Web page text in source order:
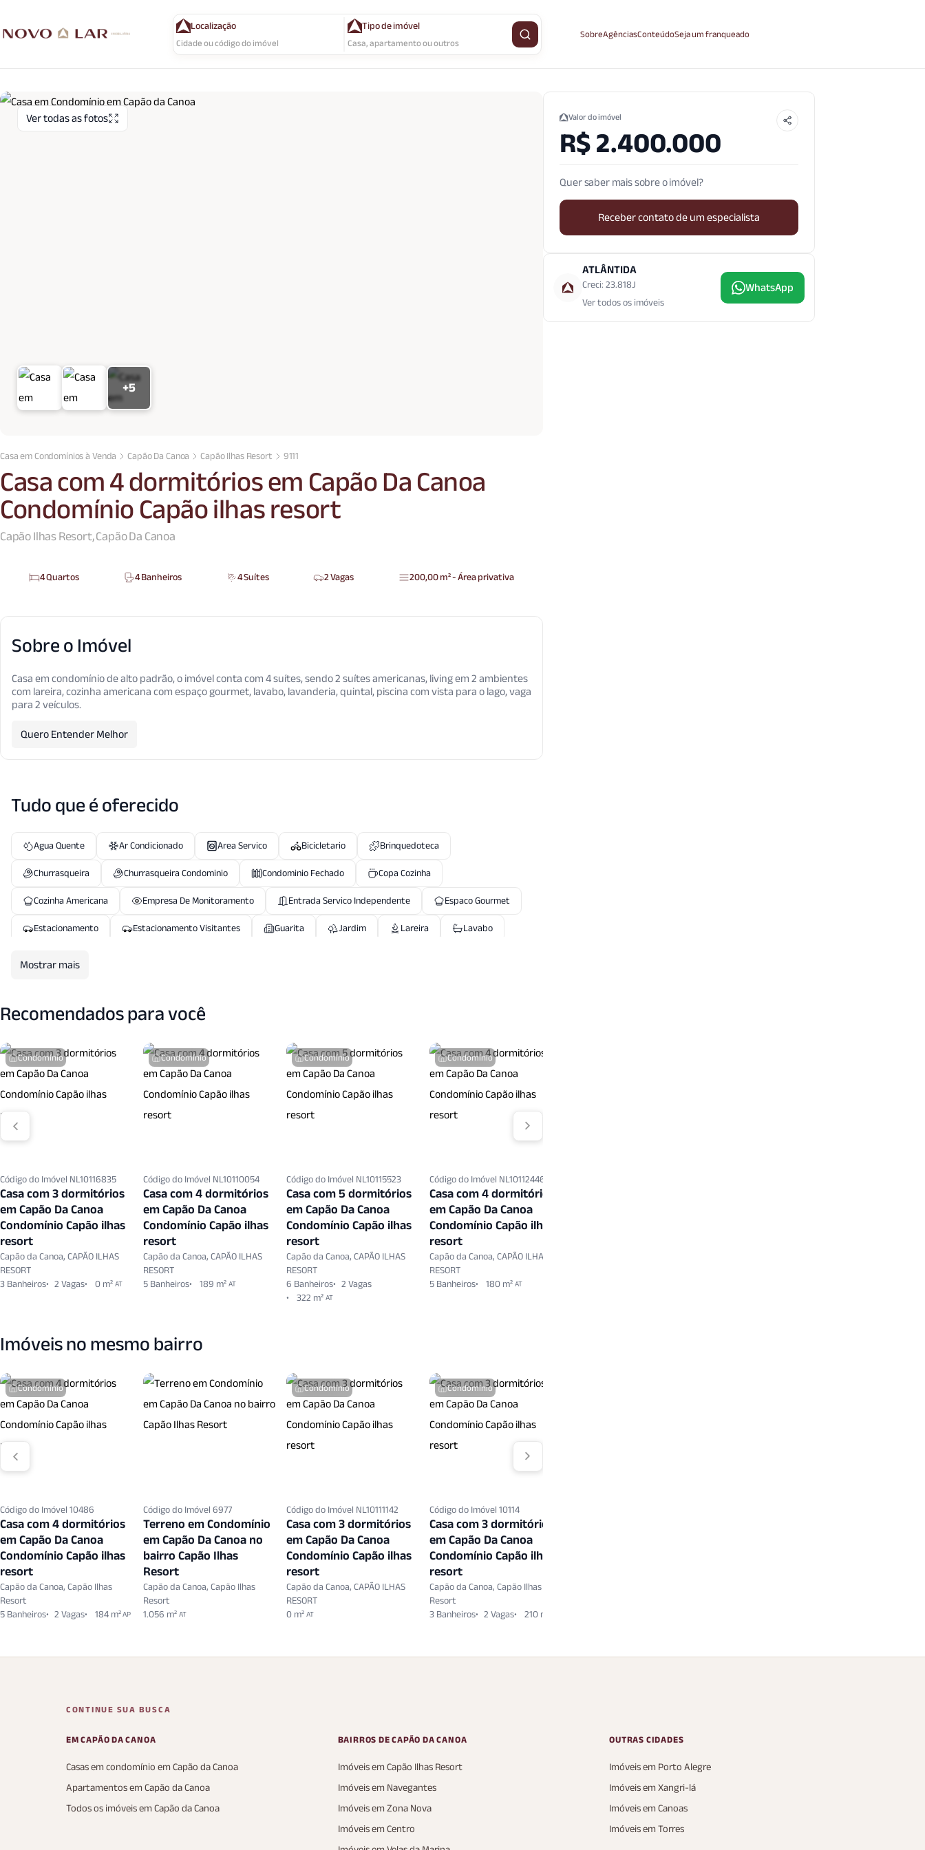
Localização Tipo de imóvel
Casa, apartamento ou outros Buscar imóvelSobreAgênciasConteúdoSeja um franqueado
Ver todas as fotos
+5
Casa em Condomínios à Venda Capão Da Canoa Capão Ilhas Resort 9111
Casa com 4 dormitórios em Capão Da Canoa
Condomínio Capão ilhas resort
Capão Ilhas Resort, Capão Da Canoa
4 Quartos 4 Banheiros 4 Suítes 2 Vagas 200,00 m² - Área privativa
Sobre o Imóvel
Casa em condomínio de alto padrão, o imóvel conta com 4 suítes, sendo 2 suítes americanas, living em 2 ambientes
com lareira, cozinha americana com espaço gourmet, lavabo, lavanderia, quintal, piscina com vista para o lago, vaga
para 2 veículos.
Quero Entender Melhor
Tudo que é oferecido
Agua Quente Ar Condicionado Area Servico Bicicletario
Brinquedoteca
Churrasqueira
Churrasqueira Condominio Condominio Fechado
Copa Cozinha
Cozinha Americana
Empresa De Monitoramento Entrada Servico Independente
Espaco Gourmet
Estacionamento
Estacionamento Visitantes Guarita Jardim Lareira
Lavabo
Sala Jantar
Sala T V Salao Festas
Vista Panoramica
Mostrar mais
Recomendados para você
Condomínio
Código do Imóvel NL10116835
Casa com 3 dormitórios
em Capão Da Canoa
Condomínio Capão ilhas
resort
Capão da Canoa, CAPÃO ILHAS
RESORT
3 Banheiros
2 Vagas 0 m² AT
Condomínio
Código do Imóvel NL10110054
Casa com 4 dormitórios
em Capão Da Canoa
Condomínio Capão ilhas
resort
Capão da Canoa, CAPÃO ILHAS
RESORT
5 Banheiros
189 m² AT
Condomínio
Código do Imóvel NL10115523
Casa com 5 dormitórios
em Capão Da Canoa
Condomínio Capão ilhas
resort
Capão da Canoa, CAPÃO ILHAS
RESORT
6 Banheiros
2 Vagas
322 m² AT
Condomínio
Código do Imóvel NL10112446
Casa com 4 dormitórios
em Capão Da Canoa
Condomínio Capão ilhas
resort
Capão da Canoa, CAPÃO ILHAS
RESORT
5 Banheiros
180 m² AT
Imóveis no mesmo bairro
Condomínio
Código do Imóvel 10486
Casa com 4 dormitórios
em Capão Da Canoa
Condomínio Capão ilhas
resort
Capão da Canoa, Capão Ilhas
Resort
5 Banheiros
2 Vagas 184 m²AP
Código do Imóvel 6977
Terreno em Condomínio
em Capão Da Canoa no
bairro Capão Ilhas
Resort
Capão da Canoa, Capão Ilhas
Resort
1.056 m² AT
Condomínio
Código do Imóvel NL10111142
Casa com 3 dormitórios
em Capão Da Canoa
Condomínio Capão ilhas
resort
Capão da Canoa, CAPÃO ILHAS
RESORT
0 m² AT
Condomínio
Código do Imóvel 10114
Casa com 3 dormitórios
em Capão Da Canoa
Condomínio Capão ilhas
resort
Capão da Canoa, Capão Ilhas
Resort
3 Banheiros
2 Vagas 210 m²
Valor do imóvel
R$ 2.400.000
Quer saber mais sobre o imóvel?
Receber contato de um especialista
ATLÂNTIDA
Creci: 23.818J
Ver todos os imóveis
WhatsApp
CONTINUE SUA BUSCA
EM CAPÃO DA CANOA
Casas em condomínio em Capão da Canoa
Apartamentos em Capão da Canoa
Todos os imóveis em Capão da Canoa
BAIRROS DE CAPÃO DA CANOA
Imóveis em Capão Ilhas Resort
Imóveis em Navegantes
Imóveis em Zona Nova
Imóveis em Centro
OUTRAS CIDADES
Imóveis em Porto Alegre
Imóveis em Xangri-lá
Imóveis em Canoas
Imóveis em Torres